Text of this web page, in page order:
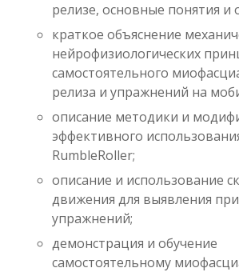
релизе, основные понятия и
краткое объяснение
нейрофизиологических
самостоятельного
релиза и упражнений на
описание методики и
эффективного
RumbleRoller;
описание и использование
движения для выявления
упражнений;
демонстрация и обучение
самостоятельному